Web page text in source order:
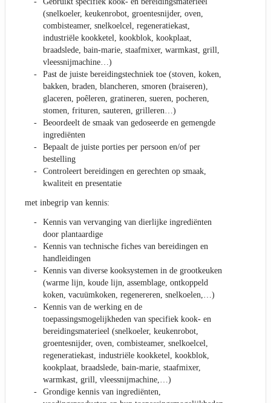
(snelkoeler, keukenrobot, groentesnijder, oven,
combisteamer, snelkoelcel, regeneratiekast,
industriële kookketel, kookblok, kookplaat,
braadslede, bain-marie, staafmixer, warmkast, grill,
vleessnijmachine…)
Past de juiste bereidingstechniek toe (stoven, koken,
bakken, braden, blancheren, smoren (braiseren),
glaceren, poêleren, gratineren, sueren, pocheren,
stomen, frituren, sauteren, grilleren…)
Beoordeelt de smaak van gedoseerde en gemengde
ingrediënten
Bepaalt de juiste porties per persoon en/of per
bestelling
Controleert bereidingen en gerechten op smaak,
kwaliteit en presentatie
met inbegrip van kennis:
Kennis van vervanging van dierlijke ingrediënten
door plantaardige
Kennis van technische fiches van bereidingen en
handleidingen
Kennis van diverse kooksystemen in de grootkeuken
(warme lijn, koude lijn, assemblage, ontkoppeld
koken, vacuümkoken, regenereren, snelkoelen,…)
Kennis van de werking en de
toepassingsmogelijkheden van specifiek kook- en
bereidingsmaterieel (snelkoeler, keukenrobot,
groentesnijder, oven, combisteamer, snelkoelcel,
regeneratiekast, industriële kookketel, kookblok,
kookplaat, braadslede, bain-marie, staafmixer,
warmkast, grill, vleessnijmachine,…)
Grondige kennis van ingrediënten,